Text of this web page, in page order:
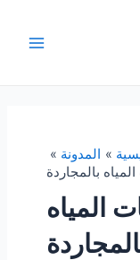
المدونة
بالمجاردة
المياه